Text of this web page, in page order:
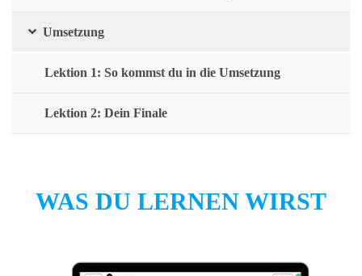
Umsetzung
Lektion 1: So kommst du in die Umsetzung
Lektion 2: Dein Finale
WAS DU LERNEN WIRST